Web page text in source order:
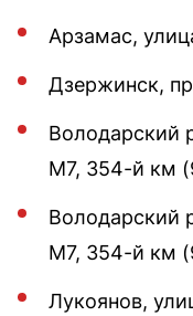
Арзамас,
Дзержинск,
Володарский
М7, 354-й км
Володарский
М7, 354-й км
Лукоянов,